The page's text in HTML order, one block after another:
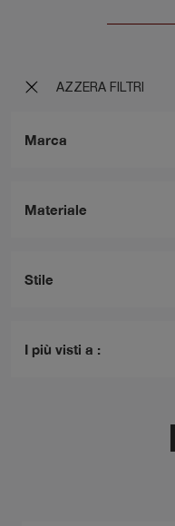
AZZERA FILTRI
Marca
Materiale
Stile
I più visti a :